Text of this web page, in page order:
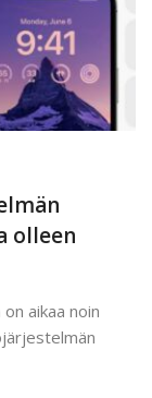
olleen
aikaa noin